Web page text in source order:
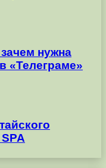
нужна
«Телеграме»